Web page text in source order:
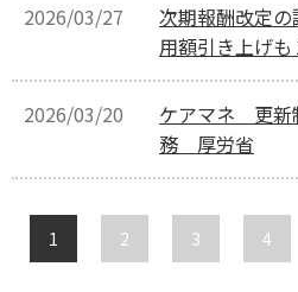
2026/03/27
次期報酬改定
用額引き上げ
2026/03/20
ケアマネ 更新
務 厚労省
1 2 3 4